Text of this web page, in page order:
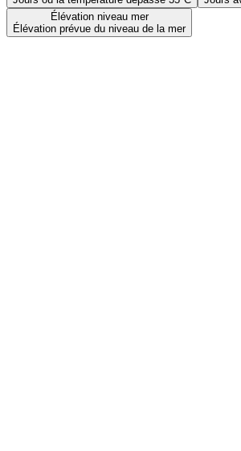
Élévation niveau mer
Élévation prévue du niveau de la mer